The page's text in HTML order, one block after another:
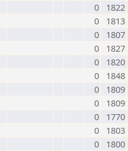
0
1822
0
1813
0
1807
0
1827
0
1820
0
1848
0
1809
0
1809
0
1770
0
1803
0
1800